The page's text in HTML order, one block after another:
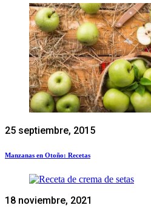
25 septiembre, 2015
Manzanas en Otoño: Recetas
18 noviembre, 2021